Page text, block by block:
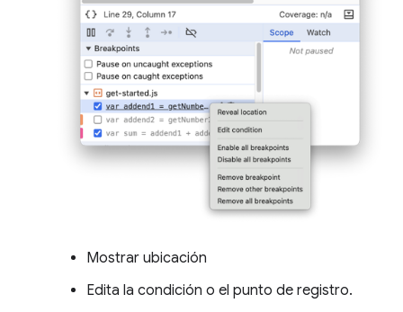
Mostrar ubicación
Edita la condición o el punto de registro.